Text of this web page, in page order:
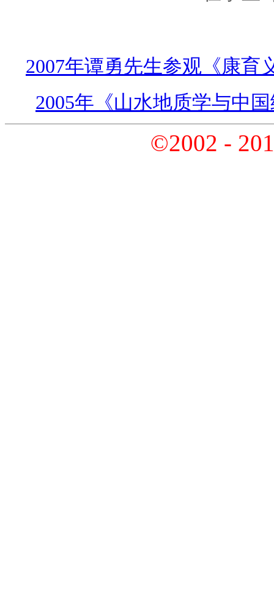
2007年谭勇先生参观《康育
2005年《山水地质学与中
©2002 -